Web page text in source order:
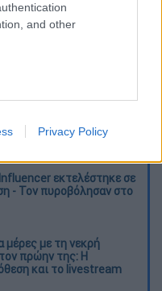
and other
Privacy Policy
Ψάθας: Έσωσαν από τη
που κάποτε τους
όλη η ζωή μπροστά μου»
δρομολόγια και
κινδύνους
εκτελέστηκε σε
- Τον πυροβόλησαν στο
μέρες με τη νεκρή
πρώην της: Η
και το livestream